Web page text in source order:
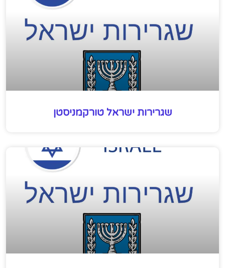
שגרירות ישראל טורקמניסטן